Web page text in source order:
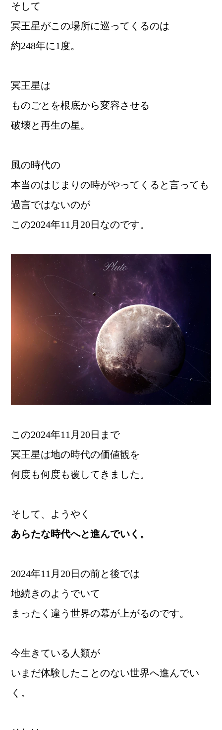
そして
冥王星がこの場所に巡ってくるのは
約248年に1度。
冥王星は
ものごとを根底から変容させる
破壊と再生の星。
風の時代の
本当のはじまりの時がやってくると言っても
過言ではないのが
この2024年11月20日なのです。
この2024年11月20日まで
冥王星は地の時代の価値観を
何度も何度も覆してきました。
そして、ようやく
あらたな時代へと進んでいく。
2024年11月20日の前と後では
地続きのようでいて
まったく違う世界の幕が上がるのです。
今生きている人類が
いまだ体験したことのない世界へ進んでい
く。